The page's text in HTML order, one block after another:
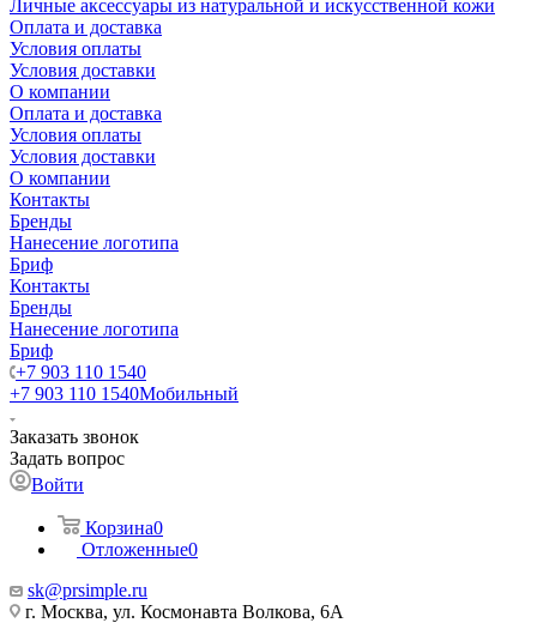
Личные аксессуары из натуральной и искусственной кожи
Оплата и доставка
Условия оплаты
Условия доставки
О компании
Оплата и доставка
Условия оплаты
Условия доставки
О компании
Контакты
Бренды
Нанесение логотипа
Бриф
Контакты
Бренды
Нанесение логотипа
Бриф
+7 903 110 1540
+7 903 110 1540Мобильный
Заказать звонок
Задать вопрос
Войти
Корзина0
Отложенные0
sk@prsimple.ru
г. Москва, ул. Космонавта Волкова, 6А